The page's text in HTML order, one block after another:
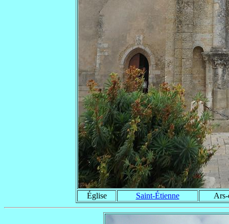
Église Saint-Étienne